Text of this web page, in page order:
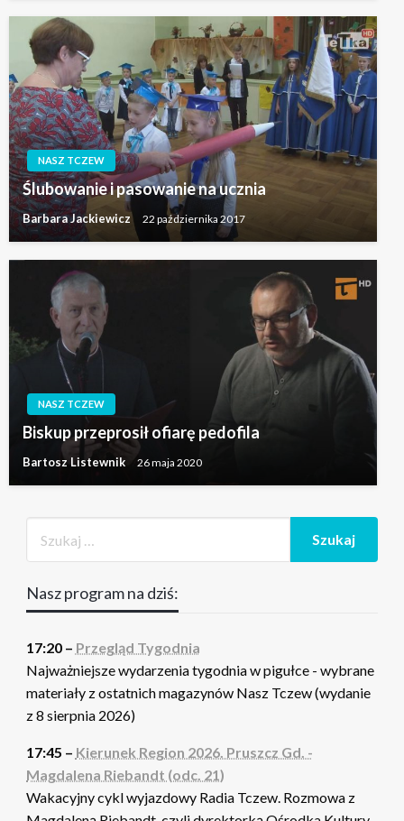
NASZ TCZEW
Ślubowanie i pasowanie na ucznia
Barbara Jackiewicz 22 października 2017
NASZ TCZEW
Biskup przeprosił ofiarę pedofila
Bartosz Listewnik 26 maja 2020
Nasz program na dziś:
17:20 – Przegląd Tygodnia
Najważniejsze wydarzenia tygodnia w pigułce - wybrane
materiały z ostatnich magazynów Nasz Tczew (wydanie
z 8 sierpnia 2026)
17:45 – Kierunek Region 2026. Pruszcz Gd. -
Magdalena Riebandt (odc. 21)
Wakacyjny cykl wyjazdowy Radia Tczew. Rozmowa z